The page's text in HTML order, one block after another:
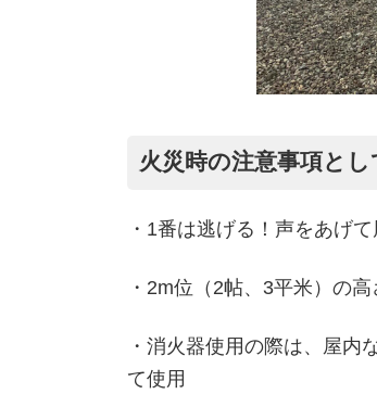
火災時の注意事項と
・1番は逃げる！声をあげ
・2m位（2帖、3平米）の
・消火器使用の際は、屋内
て使用